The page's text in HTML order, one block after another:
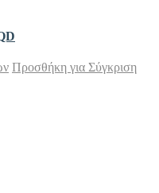
Προσθήκη για Σύγκριση